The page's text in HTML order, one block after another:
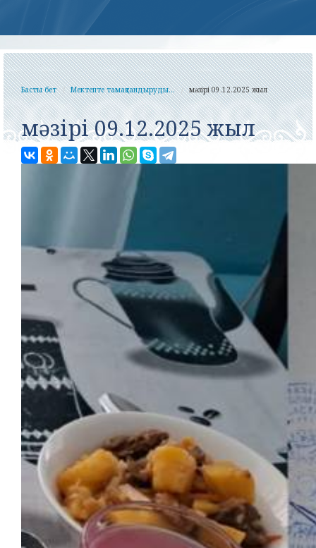
Басты бет Мектепте тамақтандыруды... мәзірі 09.12.2025 жыл
мәзірі 09.12.2025 жыл